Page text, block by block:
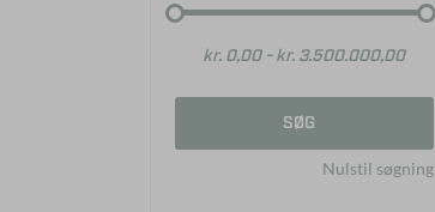
SØG
Nulstil søgning